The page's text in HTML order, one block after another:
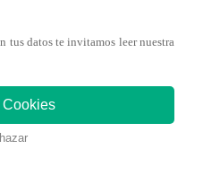
puede
tus datos te invitamos leer nuestra
Cookies